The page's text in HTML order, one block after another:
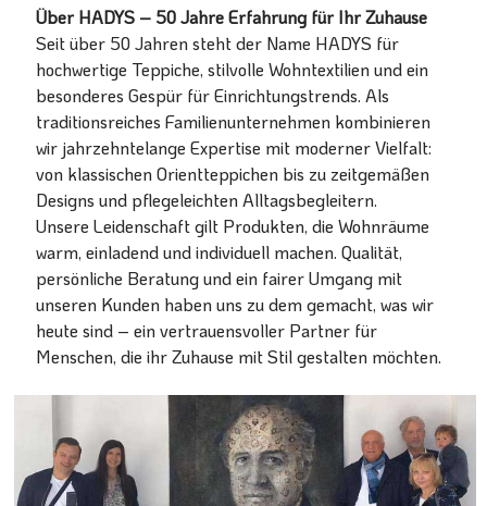
Über HADYS – 50 Jahre Erfahrung für Ihr Zuhause
Seit über 50 Jahren steht der Name HADYS für
hochwertige Teppiche, stilvolle Wohntextilien und ein
besonderes Gespür für Einrichtungstrends. Als
traditionsreiches Familienunternehmen kombinieren
wir jahrzehntelange Expertise mit moderner Vielfalt:
von klassischen Orientteppichen bis zu zeitgemäßen
Designs und pflegeleichten Alltagsbegleitern.
Unsere Leidenschaft gilt Produkten, die Wohnräume
warm, einladend und individuell machen. Qualität,
persönliche Beratung und ein fairer Umgang mit
unseren Kunden haben uns zu dem gemacht, was wir
heute sind – ein vertrauensvoller Partner für
Menschen, die ihr Zuhause mit Stil gestalten möchten.